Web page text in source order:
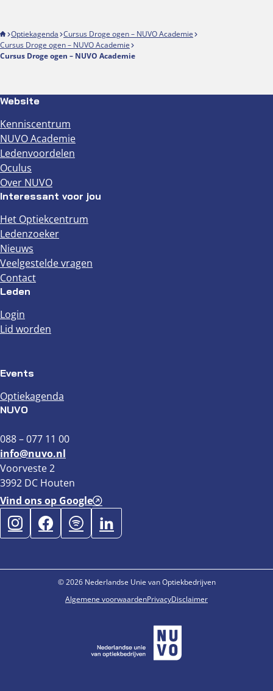
Optiekagenda Cursus Droge ogen – NUVO Academie
Cursus Droge ogen – NUVO Academie
Cursus Droge ogen – NUVO Academie
Website
Kenniscentrum
NUVO Academie
Ledenvoordelen
Oculus
Over NUVO
Interessant voor jou
Het Optiekcentrum
Ledenzoeker
Nieuws
Veelgestelde vragen
Contact
Leden
Login
Lid worden
Events
Optiekagenda
NUVO
088 – 077 11 00
info@nuvo.nl
Voorveste 2
3992 DC Houten
Vind ons op Google
© 2026 Nederlandse Unie van Optiekbedrijven
Algemene voorwaardenPrivacyDisclaimer